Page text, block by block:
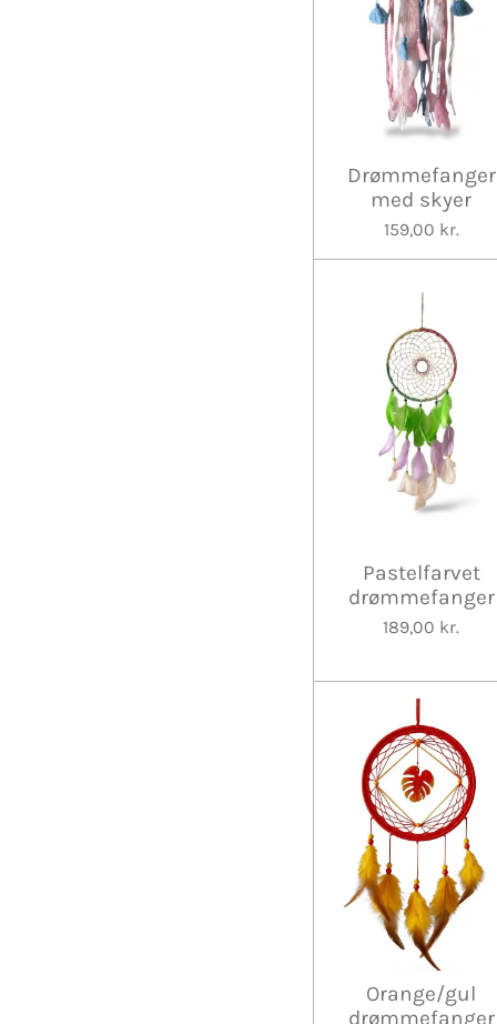
Drømmefanger
med skyer
159,00 kr.
Pastelfarvet
drømmefanger
189,00 kr.
Orange/gul
drømmefanger